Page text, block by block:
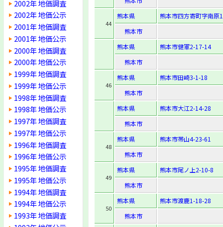
2002年 地価調査
2002年 地価公示
2001年 地価調査
2001年 地価公示
2000年 地価調査
2000年 地価公示
1999年 地価調査
1999年 地価公示
1998年 地価調査
1998年 地価公示
1997年 地価調査
1997年 地価公示
1996年 地価調査
1996年 地価公示
1995年 地価調査
1995年 地価公示
1994年 地価調査
1994年 地価公示
1993年 地価調査
44
熊本県
熊本市四方寄町字南原
熊本市
熊本県
熊本市健軍2-17-14
熊本市
46
熊本県
熊本市田崎3-1-18
熊本市
熊本県
熊本市大江2-14-28
熊本市
48
熊本県
熊本市帯山4-23-61
熊本市
49
熊本県
熊本市尾ノ上2-10-8
熊本市
50
熊本県
熊本市渡鹿1-18-28
熊本市